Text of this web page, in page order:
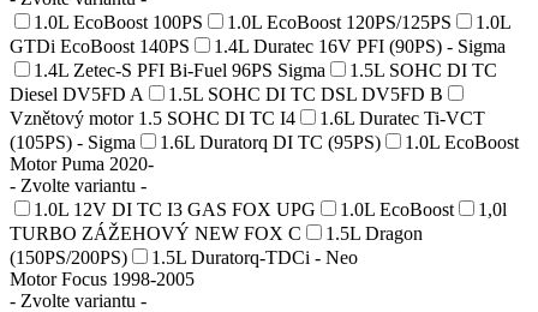
1.0L EcoBoost 100PS
1.0L EcoBoost 120PS/125PS
1.0L
GTDi EcoBoost 140PS
1.4L Duratec 16V PFI (90PS) - Sigma
1.4L Zetec-S PFI Bi-Fuel 96PS Sigma
1.5L SOHC DI TC
Diesel DV5FD A
1.5L SOHC DI TC DSL DV5FD B
Vznětový motor 1.5 SOHC DI TC I4
1.6L Duratec Ti-VCT
(105PS) - Sigma
1.6L Duratorq DI TC (95PS)
1.0L EcoBoost
Motor Puma 2020-
- Zvolte variantu -
1.0L 12V DI TC I3 GAS FOX UPG
1.0L EcoBoost
1,0l
TURBO ZÁŽEHOVÝ NEW FOX C
1.5L Dragon
(150PS/200PS)
1.5L Duratorq-TDCi - Neo
Motor Focus 1998-2005
- Zvolte variantu -